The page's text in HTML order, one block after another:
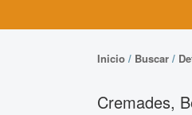
Inicio / Buscar /
Cremades,